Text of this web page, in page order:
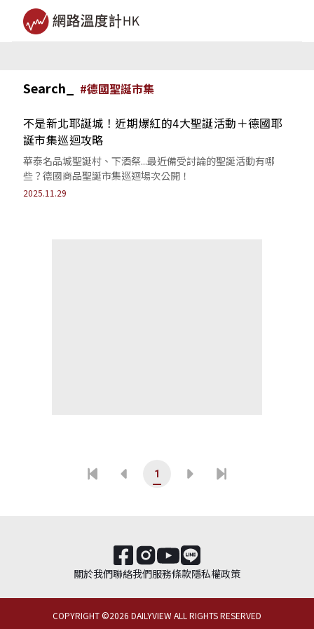
Search_ #德國聖誕市集
不是新北耶誕城！近期爆紅的4大聖誕活動＋德國耶
誕市集巡迴攻略
華泰名品城聖誕村、下酒祭...最近備受討論的聖誕活動有哪
些？德國商品聖誕市集巡迴場次公開！
2025.11.29
1
關於我們聯絡我們服務條款隱私權政策
COPYRIGHT ©2026 DAILYVIEW ALL RIGHTS RESERVED